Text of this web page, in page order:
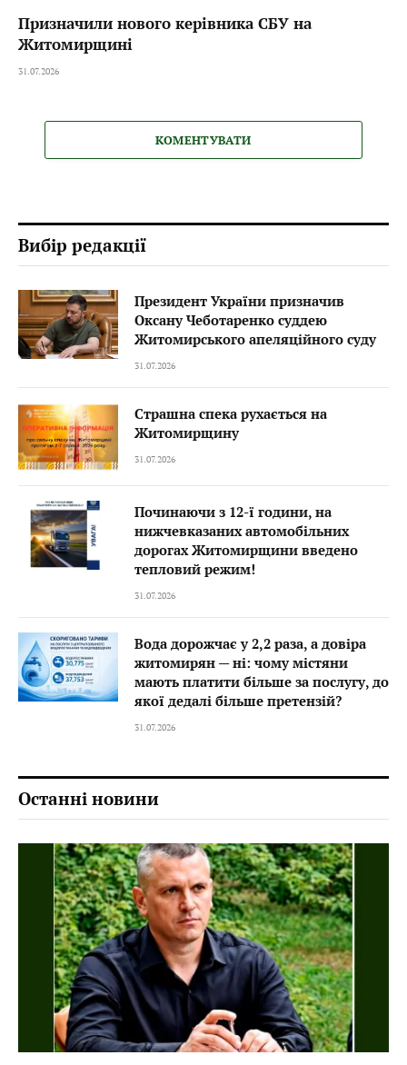
Призначили нового керівника СБУ на
Житомирщині
31.07.2026
КОМЕНТУВАТИ
Вибір редакції
Президент України призначив
Оксану Чеботаренко суддею
Житомирського апеляційного суду
31.07.2026
Страшна спека рухається на
Житомирщину
31.07.2026
Починаючи з 12-ї години, на
нижчевказаних автомобільних
дорогах Житомирщини введено
тепловий режим!
31.07.2026
Вода дорожчає у 2,2 раза, а довіра
житомирян — ні: чому містяни
мають платити більше за послугу, до
якої дедалі більше претензій?
31.07.2026
Останні новини